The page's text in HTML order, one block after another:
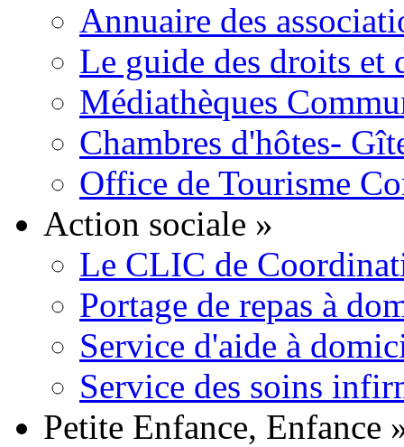
Annuaire des
Le guide des droits et
Médiathèques
Chambres d'hôtes-
Office de Tourisme
Action sociale »
Le CLIC de
Portage de repas à
Service d'aide à
Service des soins
Petite Enfance, Enfance